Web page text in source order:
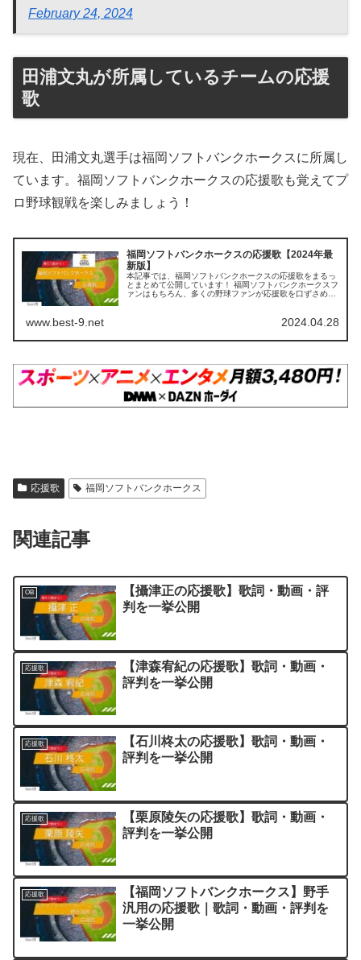
February 24, 2024
田浦文丸が所属しているチームの応援
歌
現在、田浦文丸選手は福岡ソフトバンクホークスに所属し
ています。福岡ソフトバンクホークスの応援歌も覚えてプ
ロ野球観戦を楽しみましょう！
福岡ソフトバンクホークスの応援歌【2024年最
新版】
本記事では、福岡ソフトバンクホークスの応援歌をまるっ
とまとめて公開しています！ 福岡ソフトバンクホークスフ
ァンはもちろん、多くの野球ファンが応援歌を口ずさめる
www.best-9.net 2024.04.28
応援歌 福岡ソフトバンクホークス
関連記事
OB
【攝津正の応援歌】歌詞・動画・評
判を一挙公開
応援歌
【津森宥紀の応援歌】歌詞・動画・
評判を一挙公開
応援歌
【石川柊太の応援歌】歌詞・動画・
評判を一挙公開
応援歌
【栗原陵矢の応援歌】歌詞・動画・
評判を一挙公開
応援歌
【福岡ソフトバンクホークス】野手
汎用の応援歌｜歌詞・動画・評判を
一挙公開